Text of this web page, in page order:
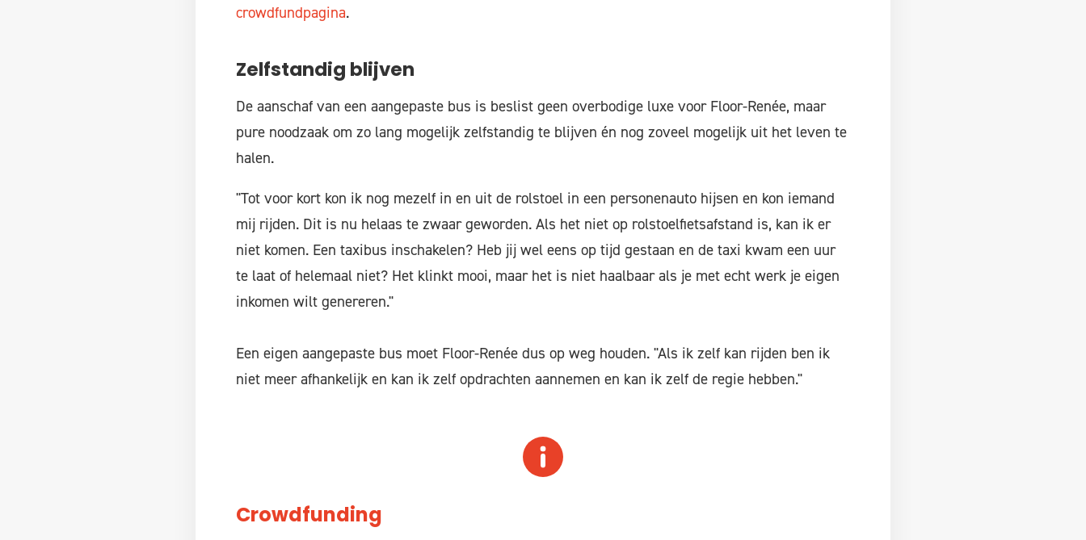
crowdfundpagina.
Zelfstandig blijven
De aanschaf van een aangepaste bus is beslist geen overbodige luxe voor Floor-Renée, maar
pure noodzaak om zo lang mogelijk zelfstandig te blijven én nog zoveel mogelijk uit het leven te
halen.
"Tot voor kort kon ik nog mezelf in en uit de rolstoel in een personenauto hijsen en kon iemand
mij rijden. Dit is nu helaas te zwaar geworden. Als het niet op rolstoelfietsafstand is, kan ik er
niet komen. Een taxibus inschakelen? Heb jij wel eens op tijd gestaan en de taxi kwam een uur
te laat of helemaal niet? Het klinkt mooi, maar het is niet haalbaar als je met echt werk je eigen
inkomen wilt genereren."
Een eigen aangepaste bus moet Floor-Renée dus op weg houden. "Als ik zelf kan rijden ben ik
niet meer afhankelijk en kan ik zelf opdrachten aannemen en kan ik zelf de regie hebben."
Crowdfunding